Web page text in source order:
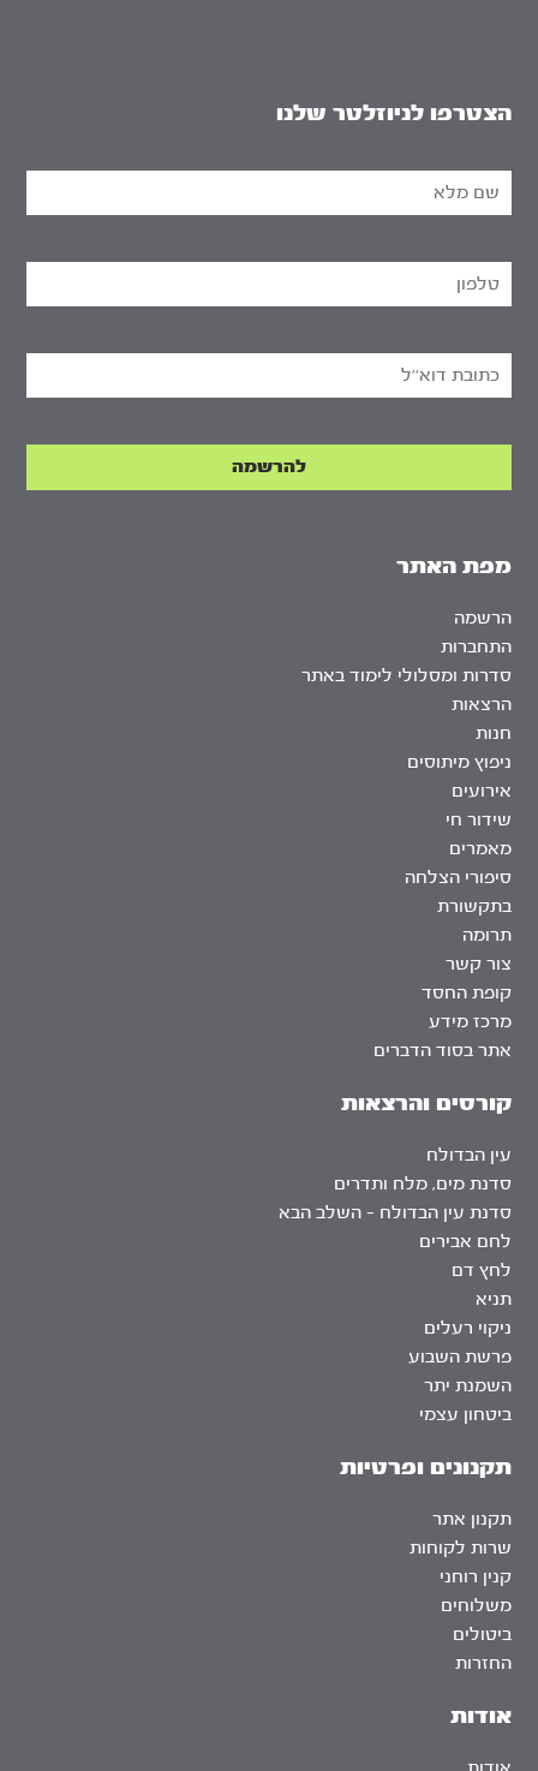
אודות
מפת האתר
הרשמה
התחברות
סדרות ומסלולי לימוד באתר
הרצאות
חנות
ניפוץ מיתוסים
אירועים
שידור חי
מאמרים
סיפורי הצלחה
בתקשורת
תרומה
צור קשר
קופת החסד
מרכז מידע
אתר בסוד הדברים
קורסים והרצאות
עין הבדולח
סדנת מים, מלח ותדרים
סדנת עין הבדולח – השלב הבא
לחם אבירים
לחץ דם
תניא
ניקוי רעלים
פרשת השבוע
השמנת יתר
ביטחון עצמי
תקנונים ופרטיות
תקנון אתר
שרות לקוחות
קנין רוחני
משלוחים
ביטולים
החזרות
הצטרפו לניוזלטר שלנו